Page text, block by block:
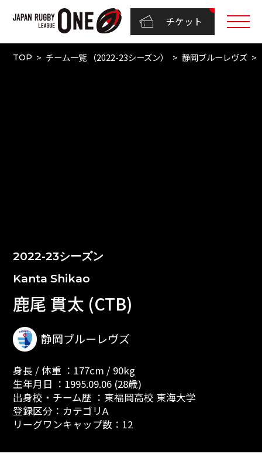
チケット
TOP チーム一覧 （2022-23シーズン） 静岡ブルーレヴズ
2022-23シーズン
Kanta Shikao
鹿尾 貫太 (CTB)
静岡ブルーレヴズ
身長 / 体重 ：177cm / 90kg
生年月日 ：1995.09.06 (28歳)
出身校・チーム歴 ：東福岡高校 東海大学
登録区分：カテゴリA
リーグワンキャップ数：12